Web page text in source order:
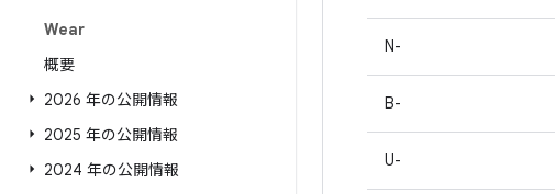
Wear
概要
2026 年の公開情報
2025 年の公開情報
2024 年の公開情報
N-
B-
U-